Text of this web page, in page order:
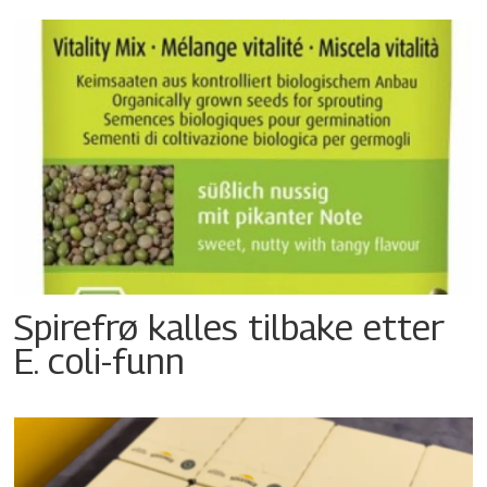
Spirefrø kalles tilbake etter
E. coli-funn